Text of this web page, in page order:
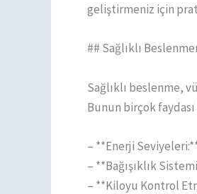
geliştirmeniz için
## Sağlıklı
Sağlıklı beslenme,
Bunun birçok
– **Enerji
– **Bağışıklık
– **Kiloyu Kontrol